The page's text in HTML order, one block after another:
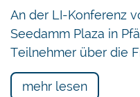
An der LI-Konferenz
Seedamm Plaza in
Teilnehmer über die
mehr lesen